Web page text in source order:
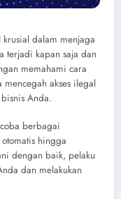
dalam menjaga
terjadi kapan saja dan
memahami cara
akses ilegal
Anda.
berbagai
hingga
dengan baik, pelaku
dan melakukan